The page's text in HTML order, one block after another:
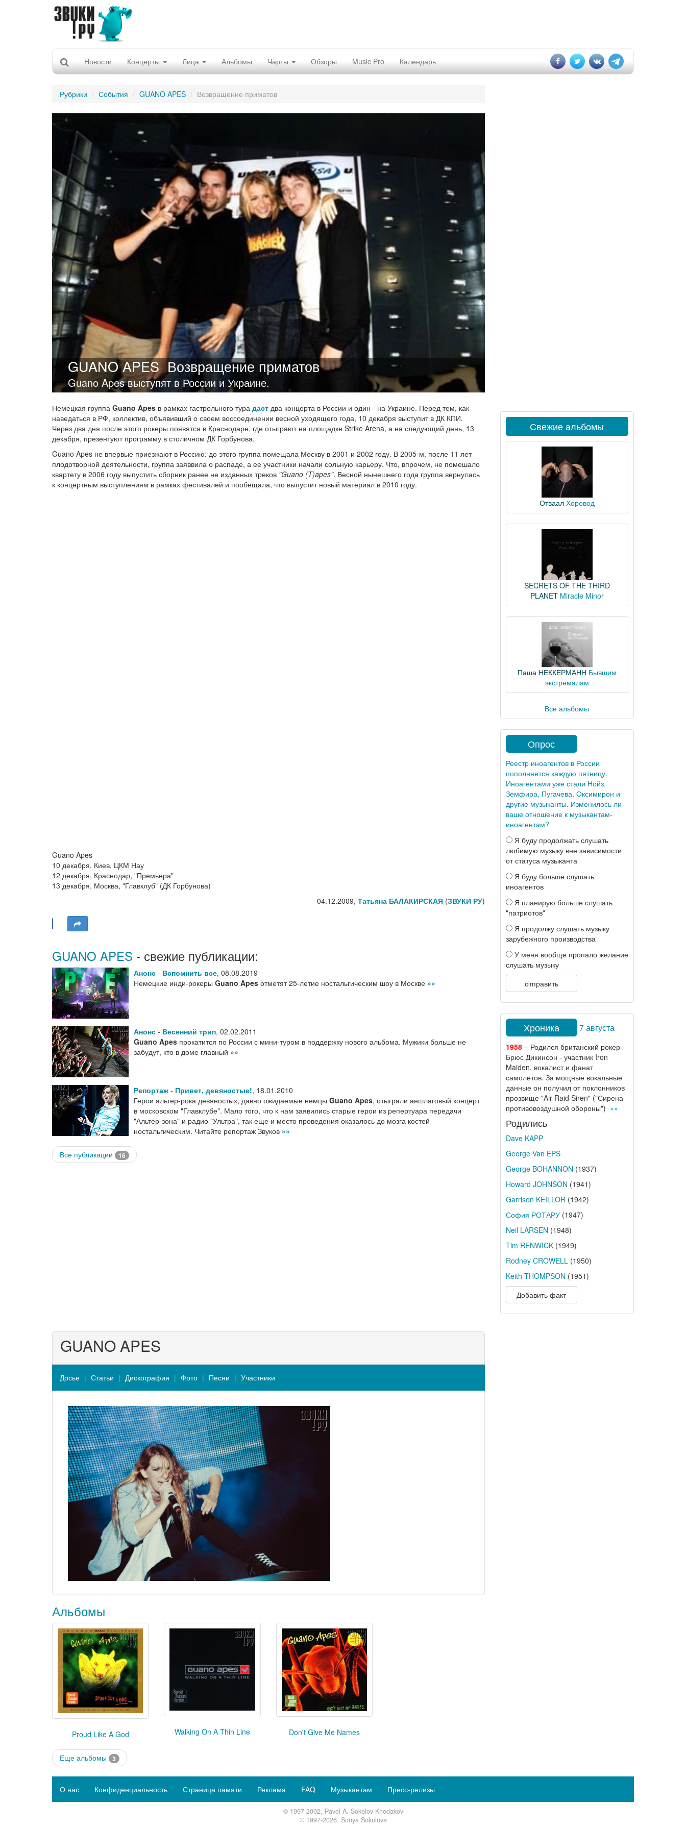
Новости Концерты Лица Альбомы Чарты Обзоры Music Pro Календарь
Рубрики События GUANO APES Возвращение приматов
GUANO APES Возвращение приматов
Guano Apes выступят в России и Украине.
Немецкая группа Guano Apes в рамках гастрольного тура даст два концерта в России и один - на Украине. Перед тем, как
наведаться в РФ, коллектив, объявивший о своем воссоединении весной уходящего года, 10 декабря выступит в ДК КПИ.
Через два дня после этого рокеры появятся в Краснодаре, где отыграют на площадке Strike Arena, а на следующий день, 13
декабря, презентуют программу в столичном ДК Горбунова.
Guano Apes не впервые приезжают в Россию: до этого группа помещала Москву в 2001 и 2002 году. В 2005-м, после 11 лет
плодотворной деятельности, группа заяввила о распаде, а ее участники начали сольную карьеру. Что, впрочем, не помешало
квартету в 2006 году выпустить сборник ранее не изданных треков "Guano (T)apes". Весной нынешнего года группа вернулась
к концертным выступлениям в рамках фестивалей и пообещала, что выпустит новый материал в 2010 году.
Guano Apes
10 декабря, Киев, ЦКМ Нау
12 декабря, Краснодар, "Премьера"
13 декабря, Москва, "Главклуб" (ДК Горбунова)
04.12.2009, Татьяна БАЛАКИРСКАЯ(ЗВУКИ РУ)
GUANO APES - свежие публикации:
Анонс - Вспомнить все, 08.08.2019
Немецкие инди-рокеры Guano Apes отметят 25-летие ностальгическим шоу в Москве »»
Анонс - Весенний трип, 02.02.2011
Guano Apes прокатится по России с мини-туром в поддержку нового альбома. Мужики больше не
забудут, кто в доме главный »»
Репортаж - Привет, девяностые!, 18.01.2010
Герои альтер-рока девяностых, давно ожидаемые немцы Guano Apes, отыграли аншлаговый концерт
в московском "Главклубе". Мало того, что к нам заявились старые герои из репертуара передачи
"Альтер-зона" и радио "Ультра", так еще и место проведения оказалось до мозга костей
ностальгическим. Читайте репортаж Звуков »»
Все публикации 16
GUANO APES
Досье Статьи Дискография Фото Песни Участники
Альбомы
Proud Like A God Walking On A Thin Line Don't Give Me Names
Еще альбомы 3
Свежие альбомы
Отваал Хоровод
SECRETS OF THE THIRD
PLANET Miracle Minor
Паша НЕККЕРМАНН Бывшим
экстремалам
Все альбомы
Опрос
Реестр иноагентов в России
пополняется каждую пятницу.
Иноагентами уже стали Нойз,
Земфира, Пугачева, Оксимирон и
другие музыканты. Изменилось ли
ваше отношение к музыкантам-
иноагентам?
Я буду продолжать слушать
любимую музыку вне зависимости
от статуса музыканта
Я буду больше слушать
иноагентов
Я планирую больше слушать
"патриотов"
Я продолжу слушать музыку
зарубежного производства
У меня вообще пропало желание
слушать музыку
отправить
Хроника 7 августа
1958– Родился британский рокер
Брюс Дикинсон - участник Iron
Maiden, вокалист и фанат
самолетов. За мощные вокальные
данные он получил от поклонников
прозвище "Air Raid Siren" ("Сирена
противовоздушной обороны") »»
Родились
Dave KAPP
George Van EPS
George BOHANNON (1937)
Howard JOHNSON (1941)
Garrison KEILLOR(1942)
София РОТАРУ(1947)
Neil LARSEN (1948)
Tim RENWICK(1949)
Rodney CROWELL(1950)
Keith THOMPSON (1951)
Добавить факт
О нас Конфиденциальность Страница памяти Реклама FAQ Музыкантам Пресс-релизы
© 1997-2002, Pavel A. Sokolov-Khodakov
© 1997-2026, Sonya Sokolova